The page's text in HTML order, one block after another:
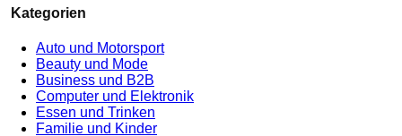
Kategorien
Auto und Motorsport
Beauty und Mode
Business und B2B
Computer und Elektronik
Essen und Trinken
Familie und Kinder